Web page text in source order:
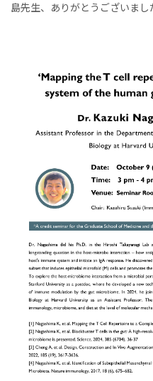
島先生、ありがとうございまし